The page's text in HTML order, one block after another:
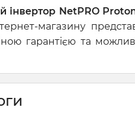
інвертор NetPRO
магазину
гарантією та